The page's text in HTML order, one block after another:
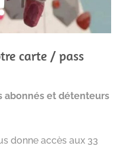
carte / pass
abonnés et détenteurs
donne accès aux 33